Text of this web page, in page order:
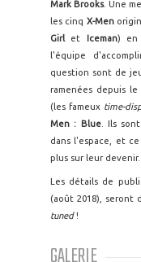
Mark Brooks. Une
les cinq X-Men
Girl et Iceman) en
l'équipe
question sont de
ramenées depuis
(les fameux time-
Men : Blue. Ils
dans l'espace, et
plus sur leur devenir.
Les détails de
(août 2018), seront
tuned!